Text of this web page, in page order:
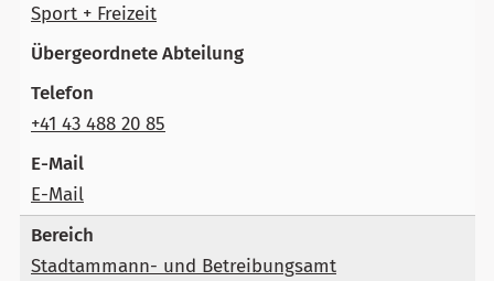
Sport + Freizeit
+41 43 488 20 85
E-Mail
Stadtammann- und Betreibungsamt